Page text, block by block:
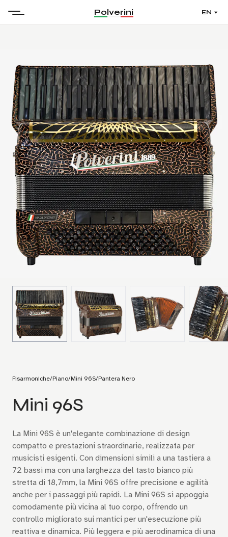
Polverini EN
Fisarmoniche/Piano/Mini 96S/Pantera Nero
Mini 96S
La Mini 96S è un'elegante combinazione di design
compatto e prestazioni straordinarie, realizzata per
musicisti esigenti. Con dimensioni simili a una tastiera a
72 bassi ma con una larghezza del tasto bianco più
stretta di 18,7mm, la Mini 96S offre precisione e agilità
anche per i passaggi più rapidi. La Mini 96S si appoggia
comodamente più vicina al tuo corpo, offrendo un
controllo migliorato sui mantici per un'esecuzione più
reattiva e dinamica. Più leggera e più aerodinamica di una